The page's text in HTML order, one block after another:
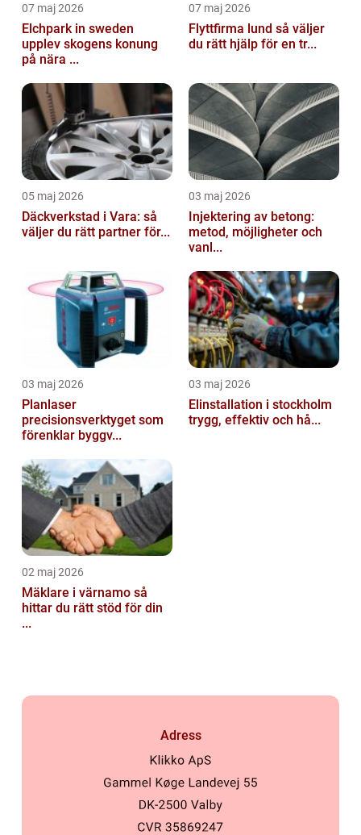
07 maj 2026
Elchpark in sweden
upplev skogens konung
på nära ...
07 maj 2026
Flyttfirma lund så väljer
du rätt hjälp för en tr...
05 maj 2026
Däckverkstad i Vara: så
väljer du rätt partner för...
03 maj 2026
Injektering av betong:
metod, möjligheter och
vanl...
03 maj 2026
Planlaser
precisionsverktyget som
förenklar byggv...
03 maj 2026
Elinstallation i stockholm
trygg, effektiv och hå...
02 maj 2026
Mäklare i värnamo så
hittar du rätt stöd för din
...
Adress